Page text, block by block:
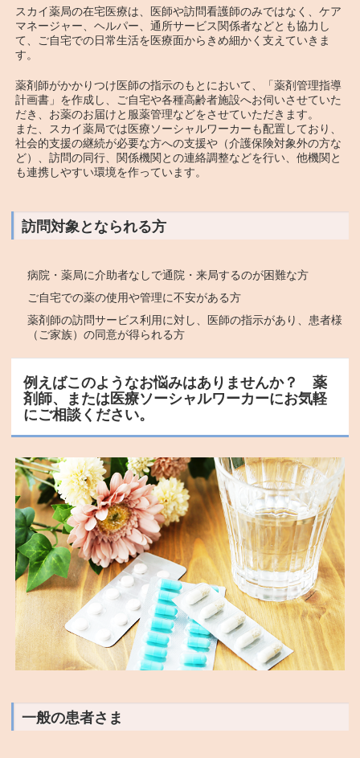
スカイ薬局の在宅医療は、医師や訪問看護師のみではなく、ケア
マネージャー、ヘルパー、通所サービス関係者などとも協力し
て、ご自宅での日常生活を医療面からきめ細かく支えていきま
す。
薬剤師がかかりつけ医師の指示のもとにおいて、「薬剤管理指導
計画書」を作成し、ご自宅や各種高齢者施設へお伺いさせていた
だき、お薬のお届けと服薬管理などをさせていただきます。
また、スカイ薬局では医療ソーシャルワーカーも配置しており、
社会的支援の継続が必要な方への支援や（介護保険対象外の方な
ど）、訪問の同行、関係機関との連絡調整などを行い、他機関と
も連携しやすい環境を作っています。
訪問対象となられる方
病院・薬局に介助者なしで通院・来局するのが困難な方
ご自宅での薬の使用や管理に不安がある方
薬剤師の訪問サービス利用に対し、医師の指示があり、患者様
（ご家族）の同意が得られる方
例えばこのようなお悩みはありませんか？ 薬
剤師、または医療ソーシャルワーカーにお気軽
にご相談ください。
一般の患者さま